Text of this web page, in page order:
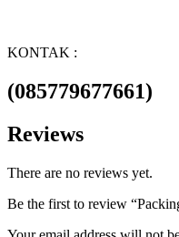
KONTAK :
(085779677661)
Reviews
There are no reviews yet.
Be the first to review